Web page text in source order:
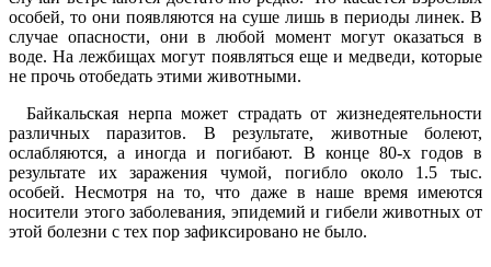
особей, то они появляются на суше лишь в периоды линек. В
случае опасности, они в любой момент могут оказаться в
воде. На лежбищах могут появляться еще и медведи, которые
не прочь отобедать этими животными.
Байкальская нерпа может страдать от жизнедеятельности
различных паразитов. В результате, животные болеют,
ослабляются, а иногда и погибают. В конце 80-х годов в
результате их заражения чумой, погибло около 1.5 тыс.
особей. Несмотря на то, что даже в наше время имеются
носители этого заболевания, эпидемий и гибели животных от
этой болезни с тех пор зафиксировано не было.